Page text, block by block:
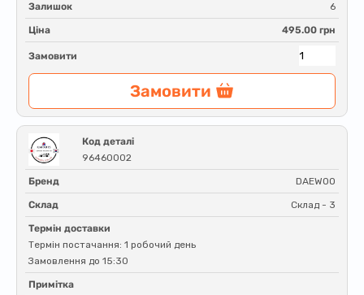
Залишок 6
Ціна 495.00 грн
Замовити
Замовити
Код деталі
96460002
Бренд DAEWOO
Склад Склад - 3
Термін доставки
Термін постачання: 1 робочий день
Замовлення до 15:30
Примітка